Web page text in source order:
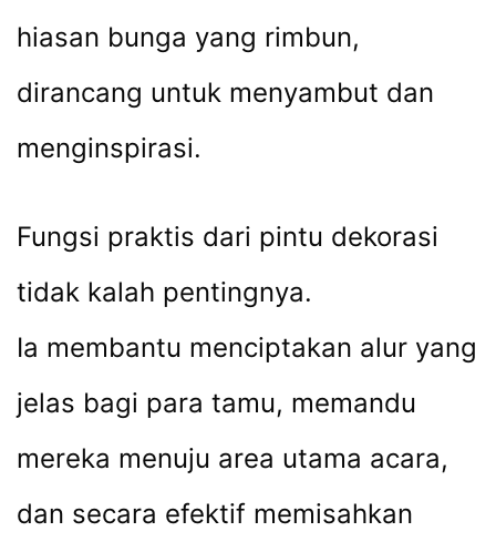
hiasan bunga yang rimbun,
dirancang untuk menyambut dan
menginspirasi.
Fungsi praktis dari pintu dekorasi
tidak kalah pentingnya.
Ia membantu menciptakan alur yang
jelas bagi para tamu, memandu
mereka menuju area utama acara,
dan secara efektif memisahkan